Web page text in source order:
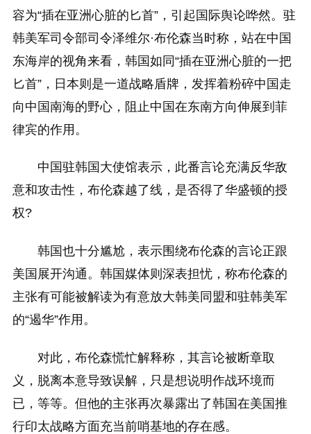
容为“插在亚洲心脏的匕首”，引起国际舆论哗然。驻
韩美军司令部司令泽维尔·布伦森当时称，站在中国
东海岸的视角来看，韩国如同“插在亚洲心脏的一把
匕首”，日本则是一道战略盾牌，发挥着粉碎中国走
向中国南海的野心，阻止中国在东南方向伸展到菲
律宾的作用。
中国驻韩国大使馆表示，此番言论充满反华敌
意和攻击性，布伦森越了线，是否得了华盛顿的授
权?
韩国也十分尴尬，表示围绕布伦森的言论正跟
美国展开沟通。韩国媒体则深表担忧，称布伦森的
主张有可能被解读为有意放大韩美同盟和驻韩美军
的“遏华”作用。
对此，布伦森慌忙解释称，其言论被断章取
义，脱离本意导致误解，只是想说明作战环境而
已，等等。但他的主张再次暴露出了韩国在美国推
行印太战略方面充当前哨基地的存在感。